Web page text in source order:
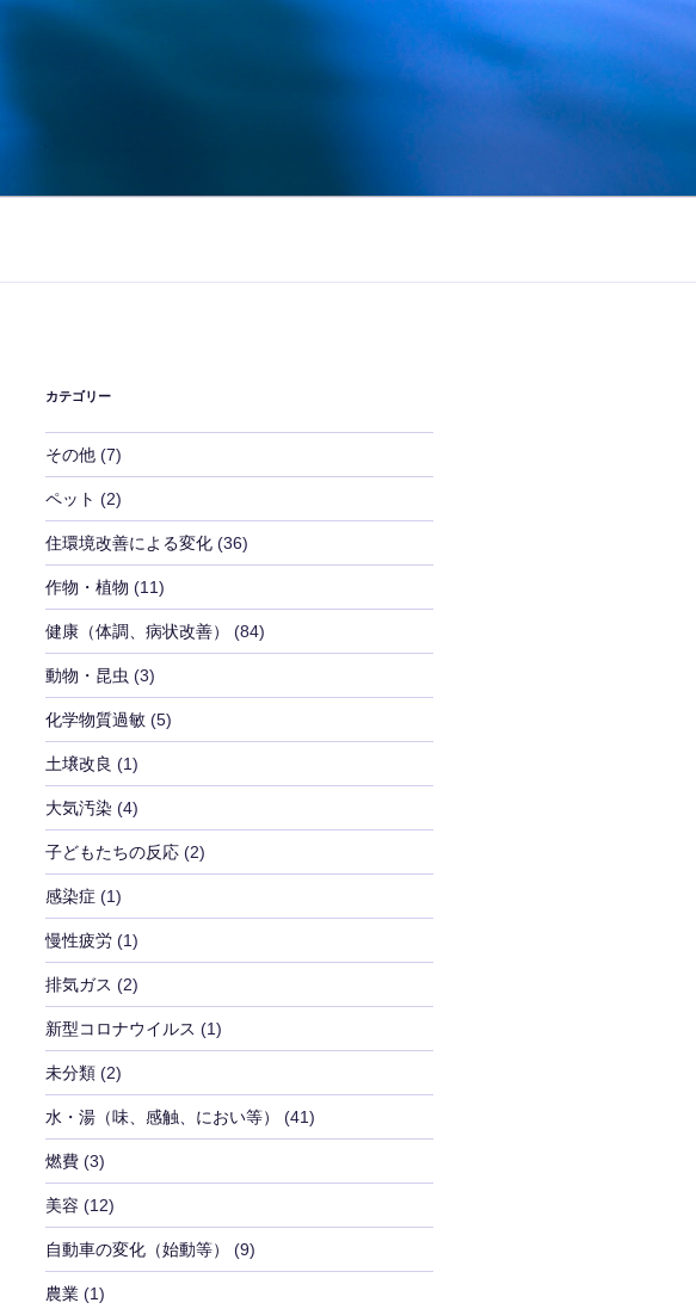
カテゴリー
その他(7)
ペット (2)
住環境改善による変化(36)
作物・植物 (11)
健康（体調、病状改善） (84)
動物・昆虫 (3)
化学物質過敏(5)
土壌改良 (1)
大気汚染 (4)
子どもたちの反応(2)
感染症 (1)
慢性疲労(1)
排気ガス (2)
新型コロナウイルス (1)
未分類(2)
水・湯（味、感触、におい等） (41)
燃費(3)
美容 (12)
自動車の変化（始動等） (9)
農業(1)